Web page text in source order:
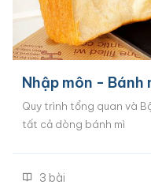
Nhập môn - Bánh
Quy trình tổng quan và
tất cả dòng bánh mì
3 bài